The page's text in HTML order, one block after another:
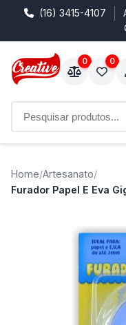
(16) 3415-4107
0 0
Home/Artesanato/
Furador Papel E Eva